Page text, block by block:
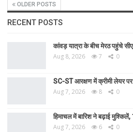
OLDER POSTS
RECENT POSTS
कांवड़ यात्रा के बीच मेरठ पहुंचे
Aug 8, 2026 7 0
SC-ST आरक्षण में क्रीमी लेयर
Aug 7, 2026 8 0
हिमाचल में बारिश ने बढ़ाई
Aug 7, 2026 6 0